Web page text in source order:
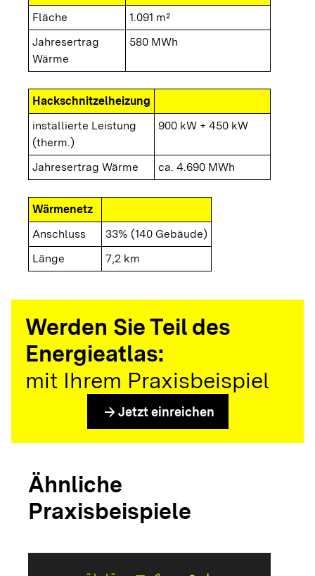
Fläche
1.091 m²
Jahresertrag
Wärme
580 MWh
Hackschnitzelheizung
installierte Leistung
(therm.)
900 kW + 450 kW
Jahresertrag Wärme ca. 4.690 MWh
Wärmenetz
Anschluss
33% (140 Gebäude)
Länge
7,2 km
Werden Sie Teil des
Energieatlas:
mit Ihrem Praxisbeispiel
arrow_forward Jetzt einreichen
Ähnliche
Praxisbeispiele